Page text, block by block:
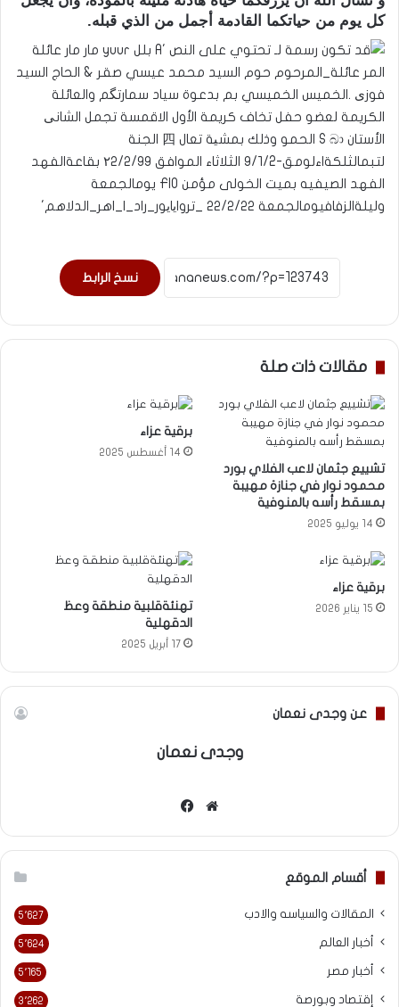
كل يوم من حياتكما القادمة أجمل من الذي قبله.
نسخ الرابط
مقالات ذات صلة
تشييع جثمان لاعب الفلاي بورد
محمود نوار في جنازة مهيبة
بمسقط رأسه بالمنوفية
14 يوليو 2025
برقية عزاء
14 أغسطس 2025
برقية عزاء
15 يناير 2026
تهنئةقلبية منطقة وعظ
الدقهلية
17 أبريل 2025
عن وجدى نعمان
وجدى نعمان
موقع
أقسام الموقع
المقالات والسياسه والادب 5٬627
أخبار العالم 5٬624
أخبار مصر 5٬165
إقتصاد وبورصة 3٬262